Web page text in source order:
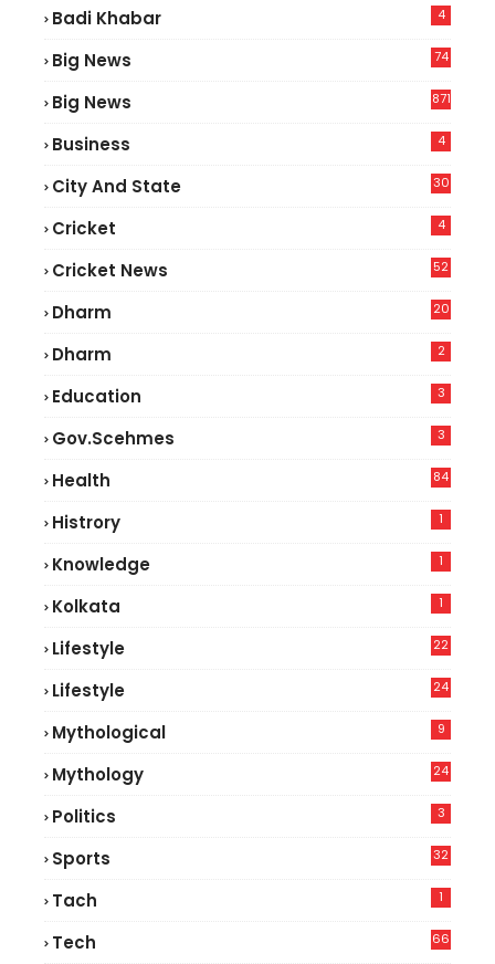
Badi Khabar 4
Big News
74
Big News 871
Business 4
City And State 30
Cricket 4
Cricket News
52
Dharm 20
Dharm 2
Education 3
Gov.scehmes 3
Health
84
Histrory 1
Knowledge 1
Kolkata 1
Lifestyle
22
Lifestyle
24
Mythological 9
Mythology 24
Politics 3
Sports 32
Tach 1
Tech
66